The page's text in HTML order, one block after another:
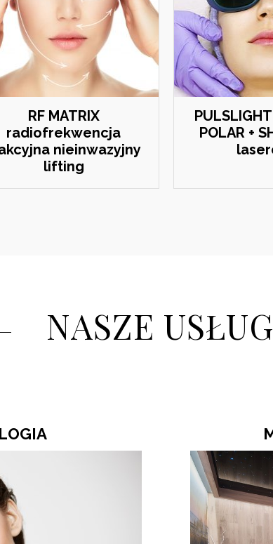
RF MATRIX
radiofrekwencja
nieinwazyjny
lifting
POLAR +
NASZE